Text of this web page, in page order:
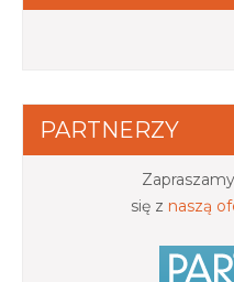
PARTNERZY
się z naszą